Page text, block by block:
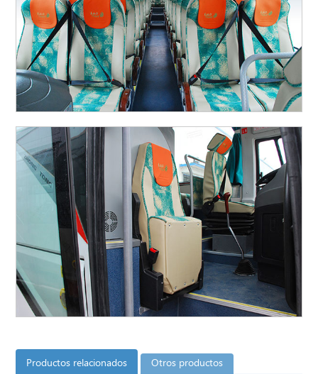
Productos relacionados Otros productos